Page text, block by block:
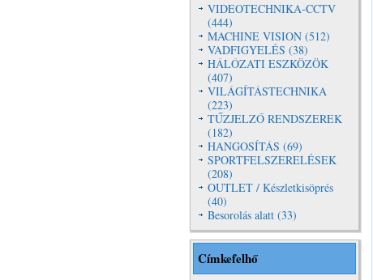
VIDEOTECHNIKA-CCTV
(444)
MACHINE VISION (512)
VADFIGYELÉS (38)
HÁLÓZATI ESZKÖZÖK
(407)
VILÁGÍTÁSTECHNIKA
(223)
TŰZJELZŐ RENDSZEREK
(182)
HANGOSÍTÁS (69)
SPORTFELSZERELÉSEK
(208)
OUTLET / Készletkisöprés
(40)
Besorolás alatt (33)
Címkefelhő